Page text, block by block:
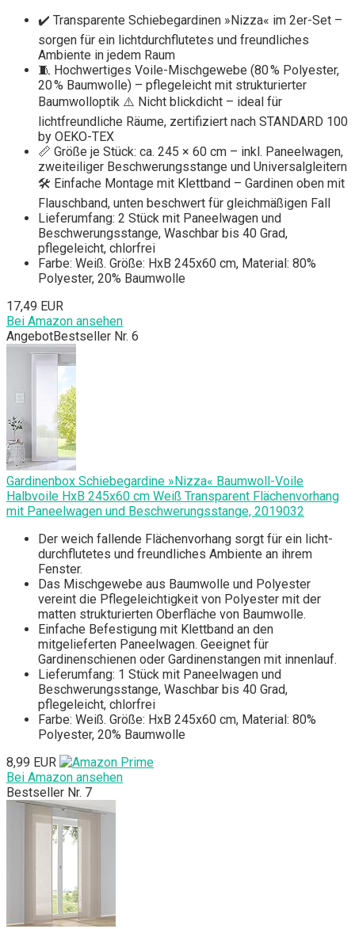
✔️ Transparente Schiebegardinen »Nizza« im 2er-Set –
sorgen für ein lichtdurchflutetes und freundliches
Ambiente in jedem Raum
🧵 Hochwertiges Voile-Mischgewebe (80 % Polyester,
20 % Baumwolle) – pflegeleicht mit strukturierter
Baumwolloptik ⚠️ Nicht blickdicht – ideal für
lichtfreundliche Räume, zertifiziert nach STANDARD 100
by OEKO-TEX
📏 Größe je Stück: ca. 245 × 60 cm – inkl. Paneelwagen,
zweiteiliger Beschwerungsstange und Universalgleitern
🛠️ Einfache Montage mit Klettband – Gardinen oben mit
Flauschband, unten beschwert für gleichmäßigen Fall
Lieferumfang: 2 Stück mit Paneelwagen und
Beschwerungsstange, Waschbar bis 40 Grad,
pflegeleicht, chlorfrei
Farbe: Weiß. Größe: HxB 245x60 cm, Material: 80%
Polyester, 20% Baumwolle
17,49 EUR
Bei Amazon ansehen
AngebotBestseller Nr. 6
Gardinenbox Schiebegardine »Nizza« Baumwoll-Voile
Halbvoile HxB 245x60 cm Weiß Transparent Flächenvorhang
mit Paneelwagen und Beschwerungsstange, 2019032
Der weich fallende Flächenvorhang sorgt für ein licht-
durchflutetes und freundliches Ambiente an ihrem
Fenster.
Das Mischgewebe aus Baumwolle und Polyester
vereint die Pflegeleichtigkeit von Polyester mit der
matten strukturierten Oberfläche von Baumwolle.
Einfache Befestigung mit Klettband an den
mitgelieferten Paneelwagen. Geeignet für
Gardinenschienen oder Gardinenstangen mit innenlauf.
Lieferumfang: 1 Stück mit Paneelwagen und
Beschwerungsstange, Waschbar bis 40 Grad,
pflegeleicht, chlorfrei
Farbe: Weiß. Größe: HxB 245x60 cm, Material: 80%
Polyester, 20% Baumwolle
8,99 EUR
Bei Amazon ansehen
Bestseller Nr. 7